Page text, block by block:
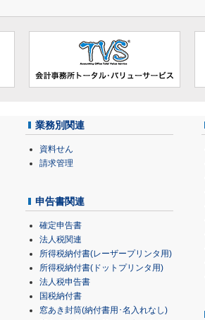
業務別関連
資料せん
請求管理
申告書関連
確定申告書
法人税関連
所得税納付書(レーザープリンタ用)
所得税納付書(ドットプリンタ用)
法人税申告書
国税納付書
窓あき封筒(納付書用･名入れなし)